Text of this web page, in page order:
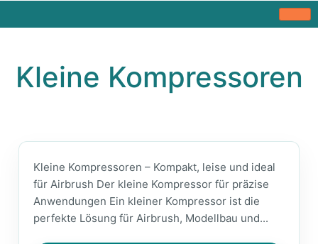
Kleine Kompressoren
Kleine Kompressoren – Kompakt, leise und ideal
für Airbrush Der kleine Kompressor für präzise
Anwendungen Ein kleiner Kompressor ist die
perfekte Lösung für Airbrush, Modellbau und...